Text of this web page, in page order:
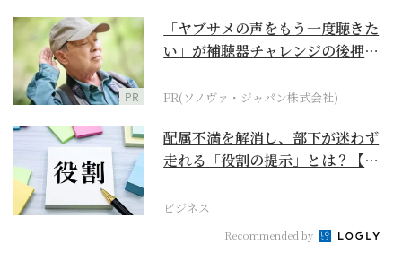
PR
「ヤブサメの声をもう一度聴きた
い」が補聴器チャレンジの後押し
PR(ソノヴァ・ジャパン株式会社)
配属不満を解消し、部下が迷わず
走れる「役割の提示」とは？【ビ
ビジネス
Recommended by